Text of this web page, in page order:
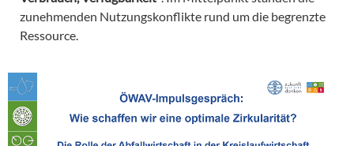
zunehmenden Nutzungskonflikte rund um die begrenzte
Ressource.